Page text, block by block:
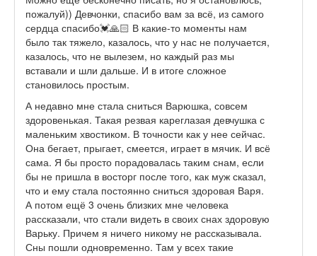
пожалуй)) Девчонки, спасибо вам за всё, из самого
сердца спасибо💓🙏🏻 В какие-то моменты нам
было так тяжело, казалось, что у нас не получается,
казалось, что не вылезем, но каждый раз мы
вставали и шли дальше. И в итоге сложное
становилось простым.
А недавно мне стала сниться Варюшка, совсем
здоровенькая. Такая резвая кареглазая девчушка с
маленьким хвостиком. В точности как у нее сейчас.
Она бегает, прыгает, смеется, играет в мячик. И всё
сама. Я бы просто порадовалась таким снам, если
бы не пришла в восторг после того, как муж сказал,
что и ему стала постоянно сниться здоровая Варя.
А потом ещё 3 очень близких мне человека
рассказали, что стали видеть в своих снах здоровую
Варьку. Причем я ничего никому не рассказывала.
Сны пошли одновременно. Там у всех такие